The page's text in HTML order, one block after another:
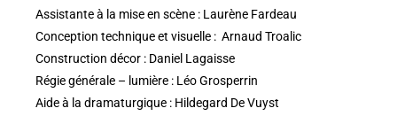
Assistante à la mise en scène : Laurène Fardeau
Conception technique et visuelle : Arnaud Troalic
Construction décor : Daniel Lagaisse
Régie générale – lumière : Léo Grosperrin
Aide à la dramaturgique : Hildegard De Vuyst